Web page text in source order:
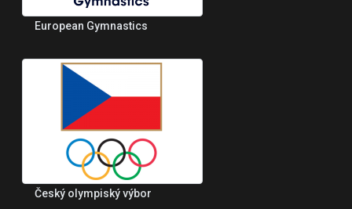
European Gymnastics
Český olympiský výbor